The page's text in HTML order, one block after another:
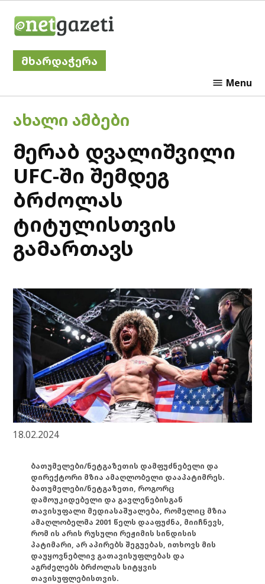
მხარდაჭერა
Menu
POSTED
IN
ᲐᲮᲐᲚᲘ ᲐᲛᲑᲔᲑᲘ
მერაბ დვალიშვილი
UFC-ში შემდეგ
ბრძოლას
ტიტულისთვის
გამართავს
18.02.2024
ბათუმელები/ნეტგაზეთის დამფუძნებელი და
დირექტორი მზია ამაღლობელი დააპატიმრეს.
ბათუმელები/ნეტგაზეთი, როგორც
დამოუკიდებელი და გავლენებისგან
თავისუფალი მედიასაშუალება, რომელიც მზია
ამაღლობელმა 2001 წელს დააფუძნა, მიიჩნევს,
რომ ის არის რუსული რეჟიმის სინდისის
პატიმარი, არ აპირებს შეგუებას, ითხოვს მის
დაუყოვნებლივ გათავისუფლებას და
აგრძელებს ბრძოლას სიტყვის
თავისუფლებისთვის.